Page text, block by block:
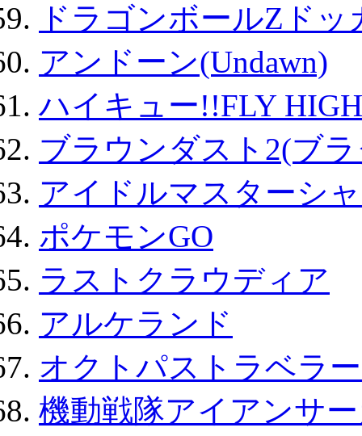
ドラゴンボールZド
アンドーン(Undawn)
ハイキュー!!FLY HIGH
ブラウンダスト2(ブ
アイドルマスターシ
ポケモンGO
ラストクラウディア
アルケランド
オクトパストラベラ
機動戦隊アイアンサ